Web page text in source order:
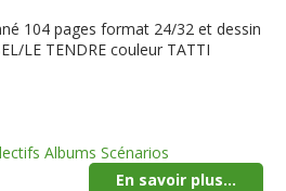
104 pages format 24/32 et dessin
LE TENDRE couleur TATTI
Albums Scénarios
En savoir plus...